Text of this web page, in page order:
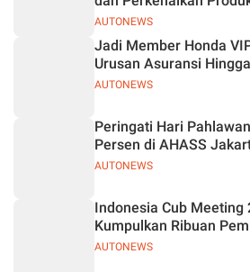
AUTONEWS
AUTONEWS
Jadi Member Honda
Urusan Asuransi
AUTONEWS
Peringati Hari
Persen di AHASS
AUTONEWS
Indonesia Cub Meeting
Kumpulkan Ribuan